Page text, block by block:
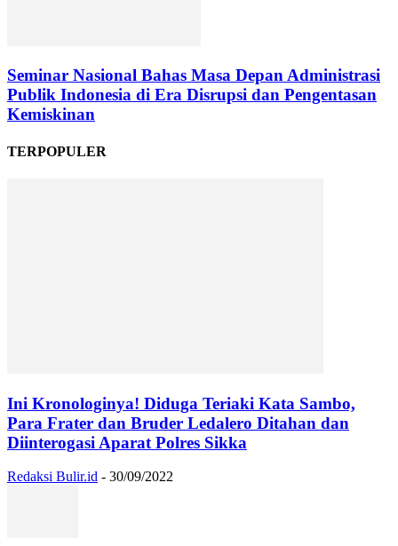
Seminar Nasional Bahas Masa Depan Administrasi
Publik Indonesia di Era Disrupsi dan Pengentasan
Kemiskinan
TERPOPULER
Ini Kronologinya! Diduga Teriaki Kata Sambo,
Para Frater dan Bruder Ledalero Ditahan dan
Diinterogasi Aparat Polres Sikka
Redaksi Bulir.id - 30/09/2022